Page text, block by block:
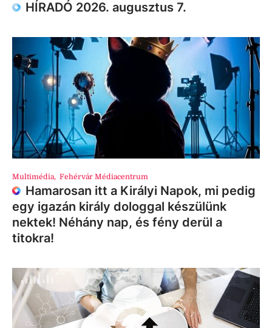
HÍRADÓ 2026. augusztus 7.
Multimédia, Fehérvár Médiacentrum
Hamarosan itt a Királyi Napok, mi pedig
egy igazán király dologgal készülünk
nektek! Néhány nap, és fény derül a
titokra!